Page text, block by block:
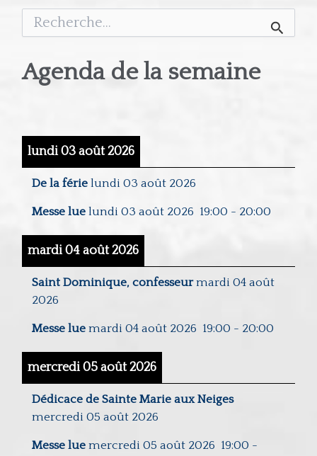
Rechercher :
Agenda de la semaine
lundi 03 août 2026
De la férie lundi 03 août 2026
Messe lue lundi 03 août 2026 19:00 - 20:00
mardi 04 août 2026
Saint Dominique, confesseur mardi 04 août
2026
Messe lue mardi 04 août 2026 19:00 - 20:00
mercredi 05 août 2026
Dédicace de Sainte Marie aux Neiges
mercredi 05 août 2026
Messe lue mercredi 05 août 2026 19:00 -